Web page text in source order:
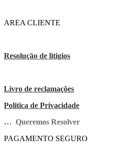
AREA CLIENTE
Resolução de litigios
Livro de reclamações
Politica de Privacidade
… Queremos Resolver
PAGAMENTO SEGURO